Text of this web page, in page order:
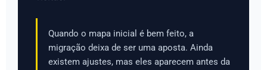
Quando o mapa inicial é bem feito, a
migração deixa de ser uma aposta. Ainda
existem ajustes, mas eles aparecem antes da